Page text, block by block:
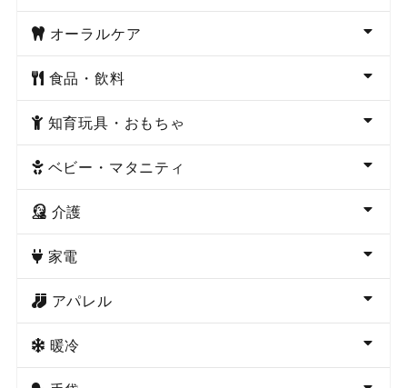
オーラルケア
食品・飲料
知育玩具・おもちゃ
ベビー・マタニティ
介護
家電
アパレル
暖冷